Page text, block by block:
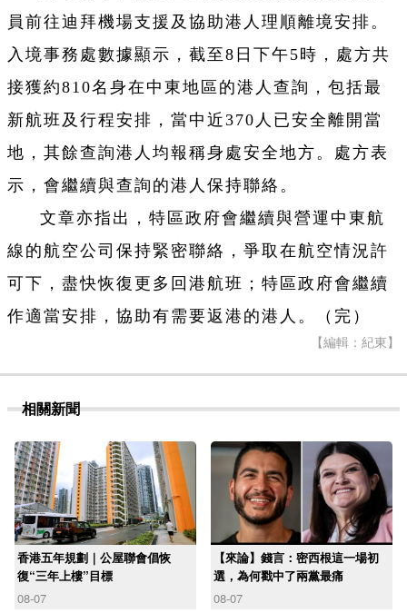
員前往迪拜機場支援及協助港人理順離境安排。
入境事務處數據顯示，截至8日下午5時，處方共
接獲約810名身在中東地區的港人查詢，包括最
新航班及行程安排，當中近370人已安全離開當
地，其餘查詢港人均報稱身處安全地方。處方表
示，會繼續與查詢的港人保持聯絡。
文章亦指出，特區政府會繼續與營運中東航
線的航空公司保持緊密聯絡，爭取在航空情況許
可下，盡快恢復更多回港航班；特區政府會繼續
作適當安排，協助有需要返港的港人。（完）
【編輯：紀東】
相關新聞
香港五年規劃｜公屋聯會倡恢
復“三年上樓”目標
08-07
【來論】錢言：密西根這一場初
選，為何戳中了兩黨最痛
08-07